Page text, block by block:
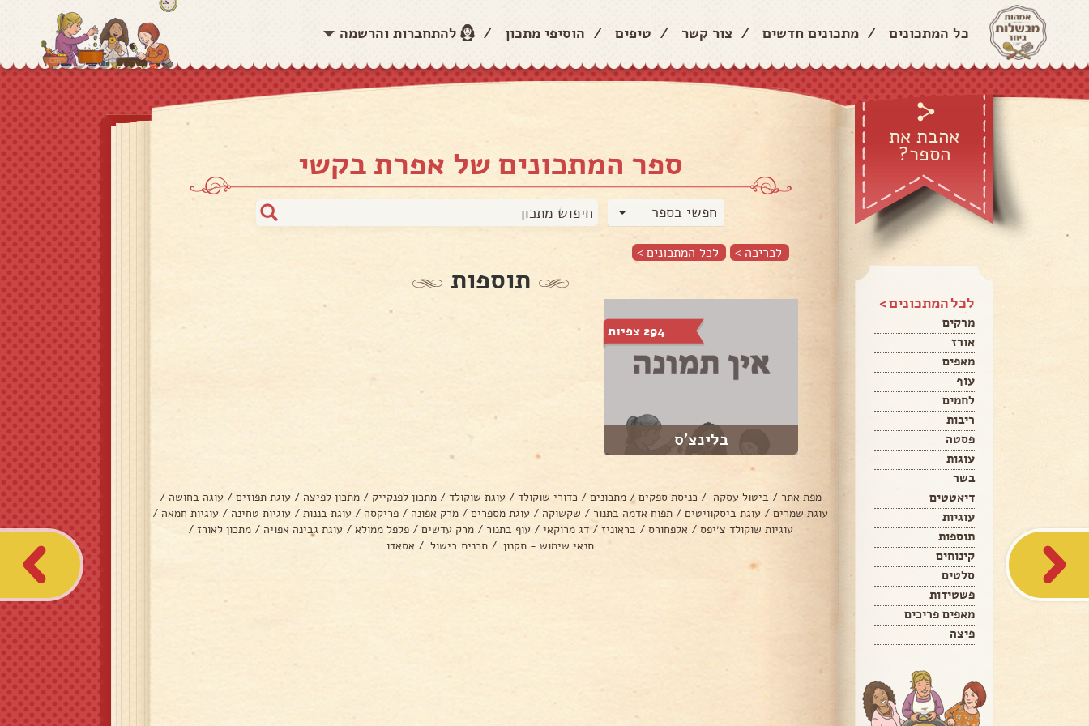
כל המתכונים / מתכונים חדשים / צור קשר / טיפים / הוסיפי מתכון / להתחברות והרשמה
אהבת את
הספר?
לכל המתכונים >
מרקים
אורז
מאפים
עוף
לחמים
ריבות
פסטה
עוגות
בשר
דיאטטים
עוגיות
תוספות
קינוחים
סלטים
פשטידות
מאפים פריכים
פיצה
ספר המתכונים של אפרת בקשי
חפשי בספר
לכריכה > לכל המתכונים >
תוספות
294 צפיות
בלינצ׳ס
מפת אתר / ביטול עסקה / כניסת ספקים / מתכונים / כדורי שוקולד / עוגת שוקולד / מתכון לפנקייק / מתכון לפיצה / עוגת תפוזים / עוגה בחושה /
עוגת שמרים / עוגת ביסקוויטים / תפוח אדמה בתנור / שקשוקה / עוגת מספרים / מרק אפונה / פריקסה / עוגת בננות / עוגיות טחינה / עוגיות חמאה /
עוגיות שוקולד צ׳יפס / אלפחורס / בראוניז / דג מרוקאי / עוף בתנור / מרק עדשים / פלפל ממולא / עוגת גבינה אפויה / מתכון לאורז /
תנאי שימוש - תקנון / תכנית בישול / אסאדו